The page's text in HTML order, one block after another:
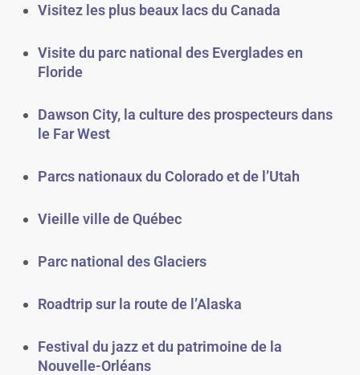
Visitez les plus beaux lacs du Canada
Visite du parc national des Everglades en
Floride
Dawson City, la culture des prospecteurs dans
le Far West
Parcs nationaux du Colorado et de l’Utah
Vieille ville de Québec
Parc national des Glaciers
Roadtrip sur la route de l’Alaska
Festival du jazz et du patrimoine de la
Nouvelle-Orléans